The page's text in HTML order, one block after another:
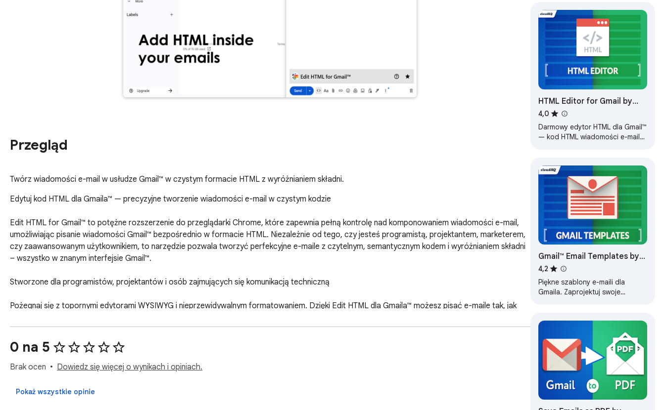
Przegląd
Twórz wiadomości e-mail w usłudze Gmail™ w czystym formacie HTML z wyróżnianiem składni.
Edytuj kod HTML dla Gmaila™ — precyzyjne tworzenie wiadomości e-mail w czystym kodzie
Edit HTML for Gmail™ to potężne rozszerzenie do przeglądarki Chrome, które zapewnia pełną kontrolę nad komponowaniem wiadomości e-mail,
umożliwiając pisanie wiadomości Gmail™ bezpośrednio w formacie HTML. Niezależnie od tego, czy jesteś programistą, projektantem, marketerem,
czy zaawansowanym użytkownikiem, to narzędzie pozwala tworzyć perfekcyjne e-maile z czytelnym, semantycznym kodem i wyróżnianiem składni
– wszystko w znanym interfejsie Gmail™.
Stworzone dla programistów, projektantów i osób zajmujących się komunikacją techniczną
Pożegnaj się z topornymi edytorami WYSIWYG i nieprzewidywalnym formatowaniem. Dzięki Edit HTML dla Gmaila™ możesz pisać e-maile tak, jak
wszelkich innych wiadomości wymagających precyzji i spójności. Kontrolujesz strukturę, styl i zachowanie – bez niespodzianek, bez kompromisów.
Podświetlanie składni dla przejrzystości i szybkości
Niezależnie od tego, czy piszesz od podstaw, czy wklejasz gotowe szablony, kolorowy interfejs pomoże Ci zachować porządek i wydajność. To
0 na 5
Brak ocen Dowiedz się więcej o wynikach i opiniach.
Pokaż wszystkie opinie
HTML Editor for Gmail by
cloudHQ
4,0
Darmowy edytor HTML dla Gmail™
— kod HTML wiadomości e-mail
Gmail™ Email Templates by
cloudHQ
4,2
Piękne szablony e-maili dla
Gmaila. Zaprojektuj swoje
zespołowym!